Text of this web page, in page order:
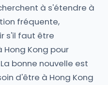
à s'étendre à
fréquente,
s'il faut être
Kong pour
bonne nouvelle est
d'être à Hong Kong